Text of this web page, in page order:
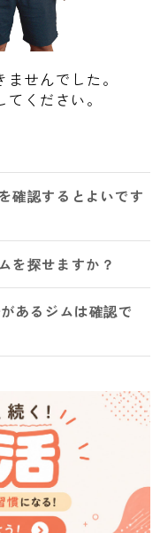
せんでした。
ください。
確認するとよいです
を探せますか？
あるジムは確認で